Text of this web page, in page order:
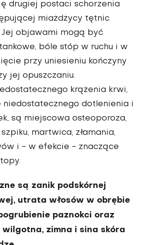
drugiej postaci schorzenia
miażdżycy tętnic
Jej objawami mogą być
bóle stóp w ruchu i w
przy uniesieniu kończyny
jej opuszczaniu.
krążenia krwi,
niedostatecznego dotlenienia i
są miejscowa osteoporoza,
martwica, złamania,
i - w efekcie - znaczące
są zanik podskórnej
utrata włosów w obrębie
paznokci oraz
wilgotna, zimna i sina skóra